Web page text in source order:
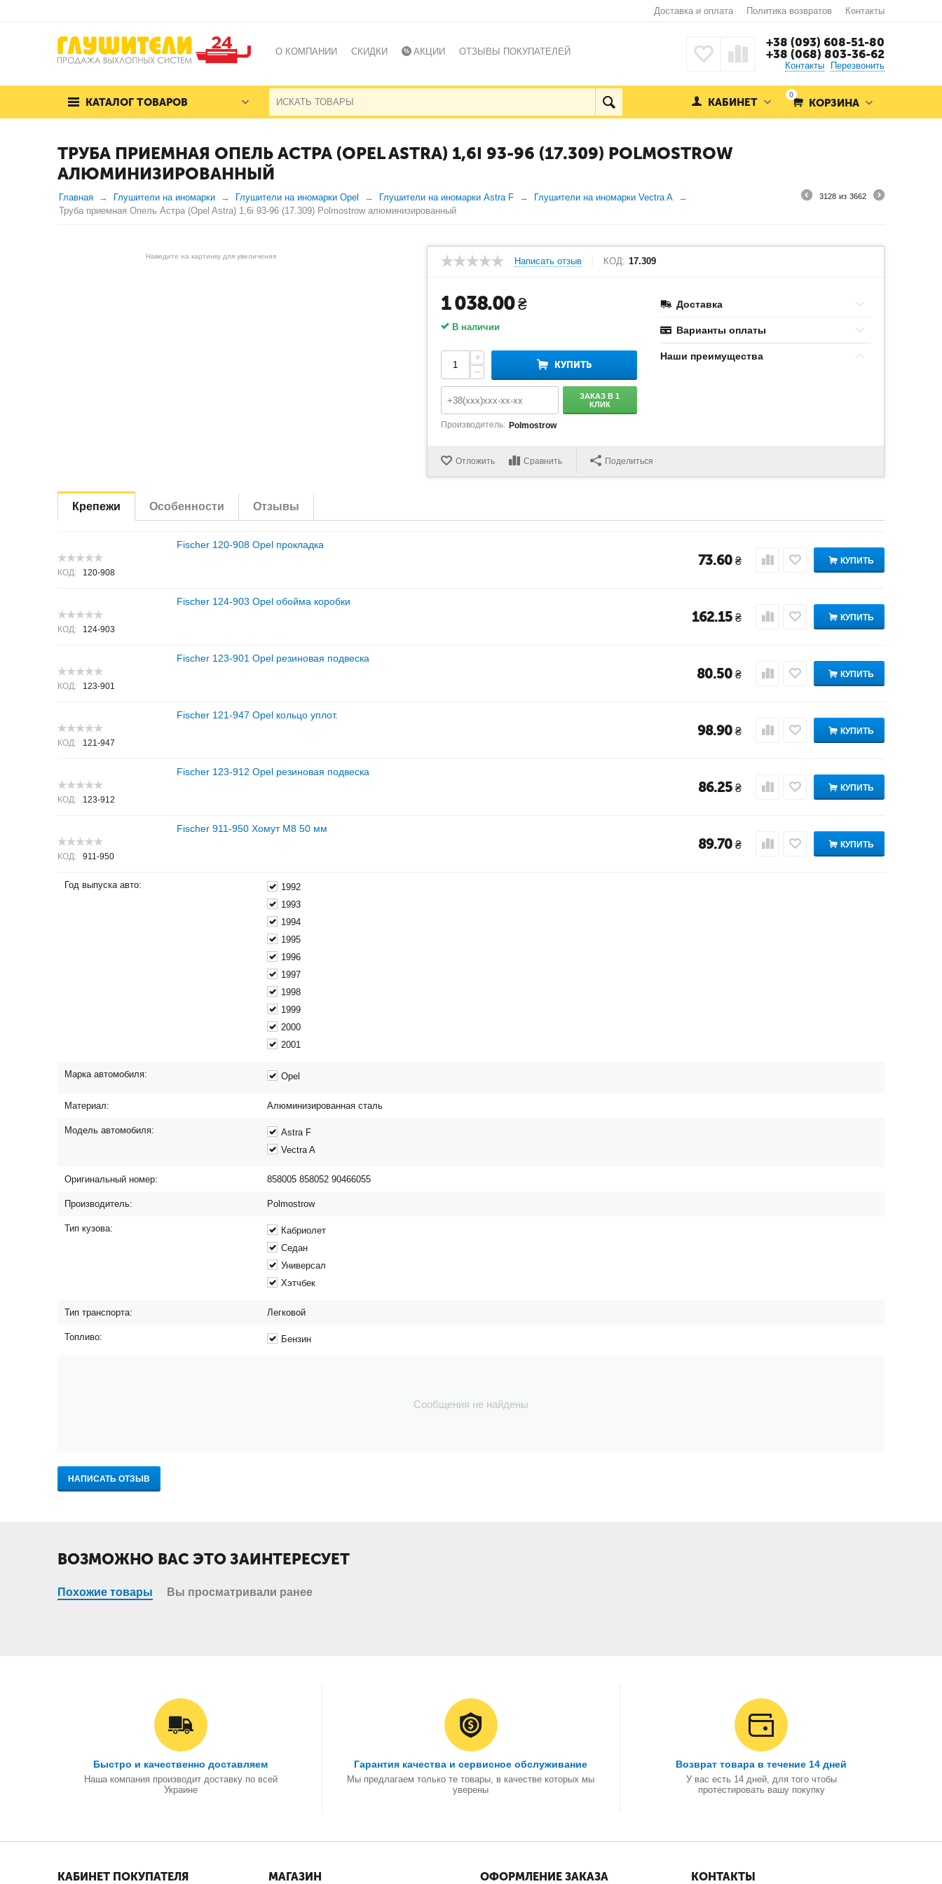
Доставка и оплата Политика возвратов Контакты
О КОМПАНИИ СКИДКИ АКЦИИ ОТЗЫВЫ ПОКУПАТЕЛЕЙ
+38 (093) 608-51-80
+38 (068) 803-36-62
Контакты Перезвонить
КАТАЛОГ ТОВАРОВ
0
КОРЗИНА
КАБИНЕТ
ТРУБА ПРИЕМНАЯ ОПЕЛЬ АСТРА (OPEL ASTRA) 1,6I 93-96 (17.309) POLMOSTROW
АЛЮМИНИЗИРОВАННЫЙ
Главная Глушители на иномарки Глушители на иномарки Opel Глушители на иномарки Astra F
Глушители на иномарки Vectra A
Труба приемная Опель Астра (Opel Astra) 1,6i 93-96 (17.309) Polmostrow алюминизированный
3128 из 3662
Наведите на картинку для увеличения Написать отзыв КОД: 17.309
1 038.00₴
В наличии
+
−
КУПИТЬ
ЗАКАЗ В 1
КЛИК
Производитель: Polmostrow
Доставка
Варианты оплаты
Наши преимущества
Отложить Сравнить Поделиться
Крепежи Особенности Отзывы
Fischer 120-908 Opel прокладка
КОД: 120-908
73.60 ₴ КУПИТЬ
Fischer 124-903 Opel обойма коробки
КОД: 124-903
162.15 ₴ КУПИТЬ
Fischer 123-901 Opel резиновая подвеска
КОД: 123-901
80.50 ₴ КУПИТЬ
Fischer 121-947 Opel кольцо уплот.
КОД: 121-947
98.90 ₴ КУПИТЬ
Fischer 123-912 Opel резиновая подвеска
КОД: 123-912
86.25 ₴ КУПИТЬ
Fischer 911-950 Хомут M8 50 мм
КОД: 911-950
89.70 ₴ КУПИТЬ
Год выпуска авто:
1992
1993
1994
1995
1996
1997
1998
1999
2000
2001
Марка автомобиля: Opel
Материал: Алюминизированная сталь
Модель автомобиля:
Astra F
Vectra A
Оригинальный номер: 858005 858052 90466055
Производитель: Polmostrow
Тип кузова:
Кабриолет
Седан
Универсал
Хэтчбек
Тип транспорта: Легковой
Топливо: Бензин
Сообщения не найдены
НАПИСАТЬ ОТЗЫВ
ВОЗМОЖНО ВАС ЭТО ЗАИНТЕРЕСУЕТ
Похожие товары Вы просматривали ранее
Быстро и качественно доставляем
Наша компания производит доставку по всей
Украине
Гарантия качества и сервисное обслуживание
Мы предлагаем только те товары, в качестве которых мы
уверены
Возврат товара в течение 14 дней
У вас есть 14 дней, для того чтобы
протестировать вашу покупку
КАБИНЕТ ПОКУПАТЕЛЯ МАГАЗИН ОФОРМЛЕНИЕ ЗАКАЗА КОНТАКТЫ